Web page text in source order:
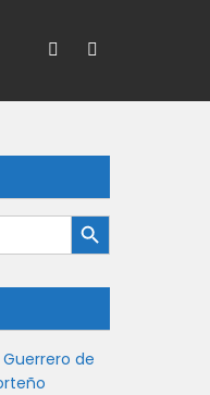
Botón de búsqueda
de